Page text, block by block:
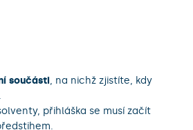
součásti, na nichž zjistíte, kdy
přihláška se musí začít